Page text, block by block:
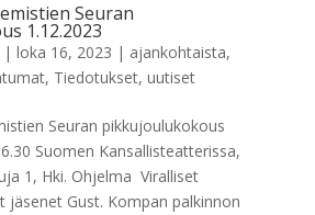
Seuran
1.12.2023
| loka 16, 2023 | ajankohtaista,
, Tiedotukset, uutiset
Seuran pikkujoulukokous
Suomen Kansallisteatterissa,
1, Hki. Ohjelma Viralliset
jäsenet Gust. Kompan palkinnon